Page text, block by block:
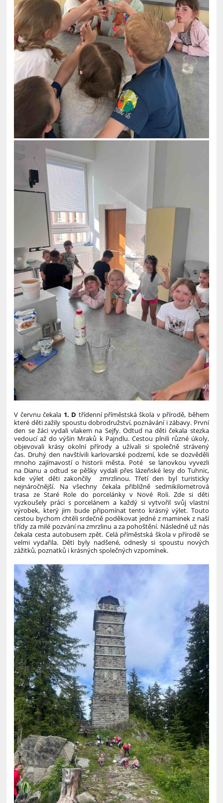
V červnu čekala 1. D třídenní příměstská škola v přírodě, během
které děti zažily spoustu dobrodružství, poznávání i zábavy. První
den se žáci vydali vlakem na Sejfy. Odtud na děti čekala stezka
vedoucí až do výšin Mraků k Pajndlu. Cestou plnili různé úkoly,
objevovali krásy okolní přírody a užívali si společně strávený
čas. Druhý den navštívili karlovarské podzemí, kde se dozvěděli
mnoho zajímavostí o historii města. Poté se lanovkou vyvezli
na Dianu a odtud se pěšky vydali přes lázeňské lesy do Tuhnic,
kde výlet děti zakončily zmrzlinou. Třetí den byl turisticky
nejnáročnější. Na všechny čekala přibližně sedmikilometrová
trasa ze Staré Role do porcelánky v Nové Roli. Zde si děti
vyzkoušely práci s porcelánem a každý si vytvořil svůj vlastní
výrobek, který jim bude připomínat tento krásný výlet. Touto
cestou bychom chtěli srdečně poděkovat jedné z maminek z naší
třídy za milé pozvání na zmrzlinu a za pohoštění. Následně už nás
čekala cesta autobusem zpět. Celá příměstská škola v přírodě se
velmi vydařila. Děti byly nadšené, odnesly si spoustu nových
zážitků, poznatků i krásných společných vzpomínek.